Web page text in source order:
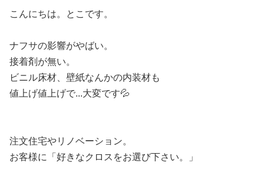
こんにちは。とこです。
ナフサの影響がやばい。
接着剤が無い。
ビニル床材、壁紙なんかの内装材も
値上げ値上げで...大変です💦
注文住宅やリノベーション。
お客様に「好きなクロスをお選び下さい。」